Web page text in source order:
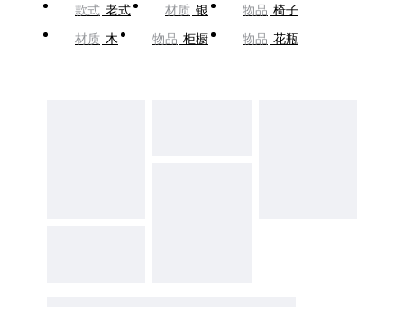
款式 老式 材质 银 物品 椅子
材质 木 物品 柜橱 物品 花瓶